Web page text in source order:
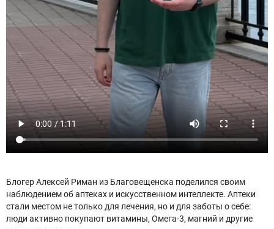
Блогер Алексей Риман из Благовещенска поделился своим
наблюдением об аптеках и искусственном интеллекте. Аптеки
стали местом не только для лечения, но и для заботы о себе:
люди активно покупают витамины, Омега‑3, магний и другие